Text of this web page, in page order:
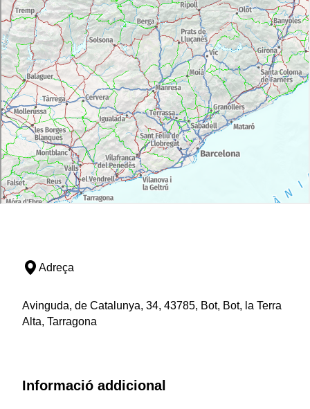
Adreça
Avinguda, de Catalunya, 34, 43785, Bot, Bot, la Terra
Alta, Tarragona
Informació addicional